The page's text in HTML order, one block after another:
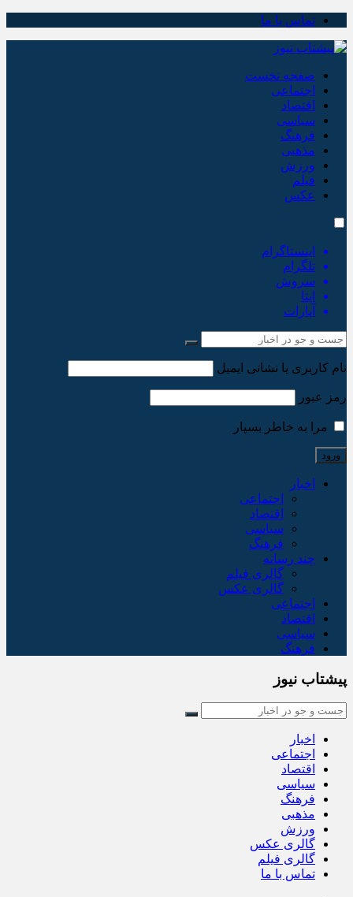
تماس با ما
صفحه نخست
اجتماعی
اقتصاد
سیاسی
فرهنگ
مذهبی
ورزش
فیلم
عکس
اینستاگرام
تلگرام
سروش
ایتا
آپارات
نام کاربری یا نشانی ایمیل
رمز عبور
مرا به خاطر بسپار
اخبار
اجتماعی
اقتصاد
سیاسی
فرهنگ
چند رسانه
گالری فیلم
گالری عکس
اجتماعی
اقتصاد
سیاسی
فرهنگ
پیشتاب نیوز
اخبار
اجتماعی
اقتصاد
سیاسی
فرهنگ
مذهبی
ورزش
گالری عکس
گالری فیلم
تماس با ما